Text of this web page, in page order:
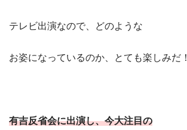
テレビ出演なので、どのような
お姿になっているのか、とても楽しみだ！
有吉反省会に出演し、今大注目の